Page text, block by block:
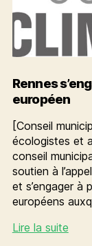
Rennes
européen
[Conseil
écologistes et
conseil
soutien à
et s’engager à
européens
Lire la suite